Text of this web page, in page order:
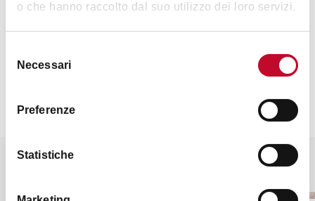
o che hanno raccolto dal suo utilizzo dei loro servizi.
delNecessari
Preferenze
Statistiche
Contatti